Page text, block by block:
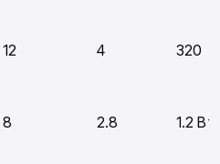
12 4 320
8 2.8 1.2 Вт